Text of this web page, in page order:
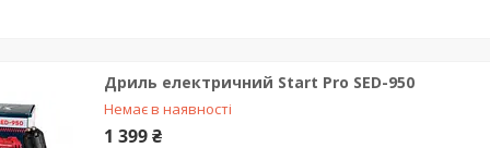
Дриль електричний Start Pro SED-950
Немає в наявності
1 399 ₴